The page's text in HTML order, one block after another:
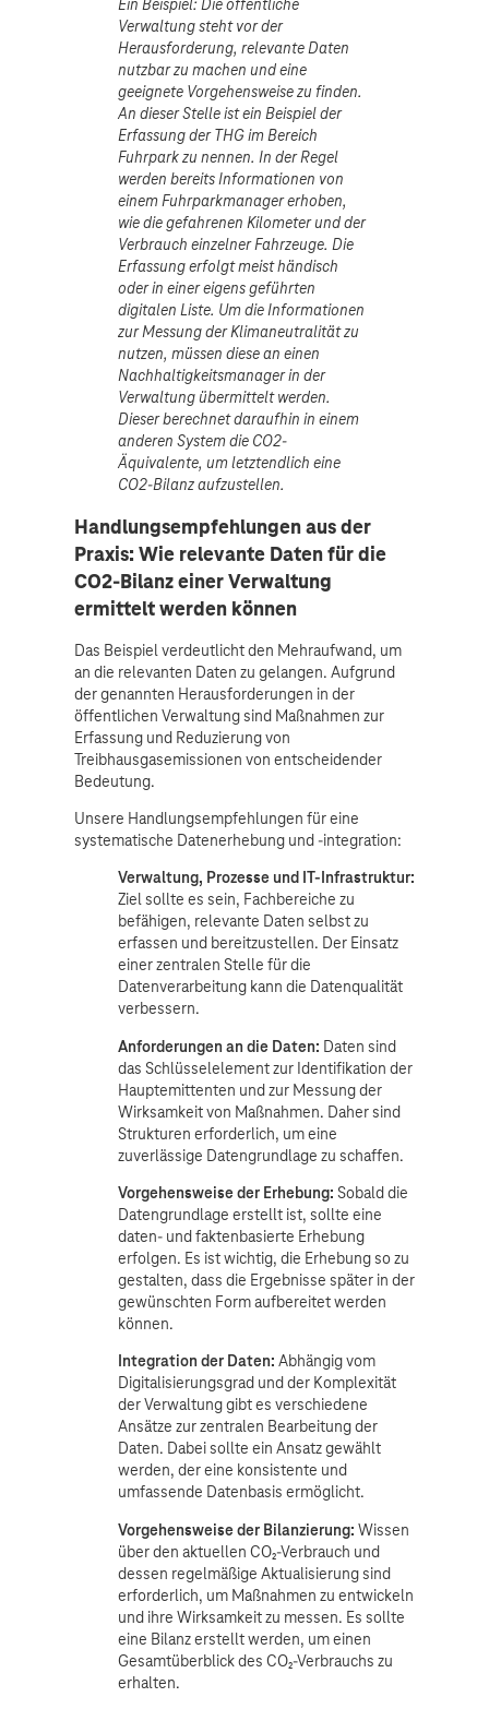
Verwaltung steht vor der
Herausforderung, relevante Daten
nutzbar zu machen und eine
geeignete Vorgehensweise zu finden.
An dieser Stelle ist ein Beispiel der
Erfassung der THG im Bereich
Fuhrpark zu nennen. In der Regel
werden bereits Informationen von
einem Fuhrparkmanager erhoben,
wie die gefahrenen Kilometer und der
Verbrauch einzelner Fahrzeuge. Die
Erfassung erfolgt meist händisch
oder in einer eigens geführten
digitalen Liste. Um die Informationen
zur Messung der Klimaneutralität zu
nutzen, müssen diese an einen
Nachhaltigkeitsmanager in der
Verwaltung übermittelt werden.
Dieser berechnet daraufhin in einem
anderen System die CO2-
Äquivalente, um letztendlich eine
CO2-Bilanz aufzustellen.
Handlungsempfehlungen aus der
Praxis: Wie relevante Daten für die
CO2-Bilanz einer Verwaltung
ermittelt werden können
Das Beispiel verdeutlicht den Mehraufwand, um
an die relevanten Daten zu gelangen. Aufgrund
der genannten Herausforderungen in der
öffentlichen Verwaltung sind Maßnahmen zur
Erfassung und Reduzierung von
Treibhausgasemissionen von entscheidender
Bedeutung.
Unsere Handlungsempfehlungen für eine
systematische Datenerhebung und -integration:
Verwaltung, Prozesse und IT-Infrastruktur:
Ziel sollte es sein, Fachbereiche zu
befähigen, relevante Daten selbst zu
erfassen und bereitzustellen. Der Einsatz
einer zentralen Stelle für die
Datenverarbeitung kann die Datenqualität
verbessern.
Anforderungen an die Daten: Daten sind
das Schlüsselelement zur Identifikation der
Hauptemittenten und zur Messung der
Wirksamkeit von Maßnahmen. Daher sind
Strukturen erforderlich, um eine
zuverlässige Datengrundlage zu schaffen.
Vorgehensweise der Erhebung: Sobald die
Datengrundlage erstellt ist, sollte eine
daten- und faktenbasierte Erhebung
erfolgen. Es ist wichtig, die Erhebung so zu
gestalten, dass die Ergebnisse später in der
gewünschten Form aufbereitet werden
können.
Integration der Daten: Abhängig vom
Digitalisierungsgrad und der Komplexität
der Verwaltung gibt es verschiedene
Ansätze zur zentralen Bearbeitung der
Daten. Dabei sollte ein Ansatz gewählt
werden, der eine konsistente und
umfassende Datenbasis ermöglicht.
Vorgehensweise der Bilanzierung: Wissen
über den aktuellen CO₂-Verbrauch und
dessen regelmäßige Aktualisierung sind
erforderlich, um Maßnahmen zu entwickeln
und ihre Wirksamkeit zu messen. Es sollte
eine Bilanz erstellt werden, um einen
Gesamtüberblick des CO₂-Verbrauchs zu
erhalten.